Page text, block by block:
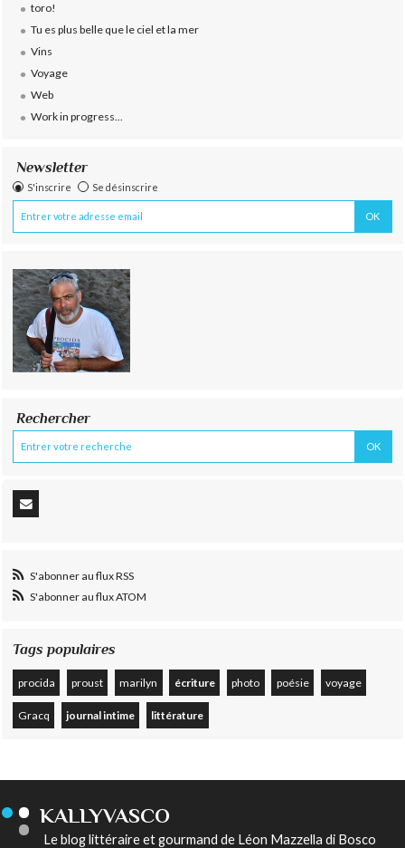
toro!
Tu es plus belle que le ciel et la mer
Vins
Voyage
Web
Work in progress...
Newsletter
S'inscrire Se désinscrire
Rechercher
S'abonner au flux RSS
S'abonner au flux ATOM
Tags populaires
procida proust marilyn écriture photo poésie voyage
Gracq journal intime littérature
KALLYVASCO
Le blog littéraire et gourmand de Léon Mazzella di Bosco